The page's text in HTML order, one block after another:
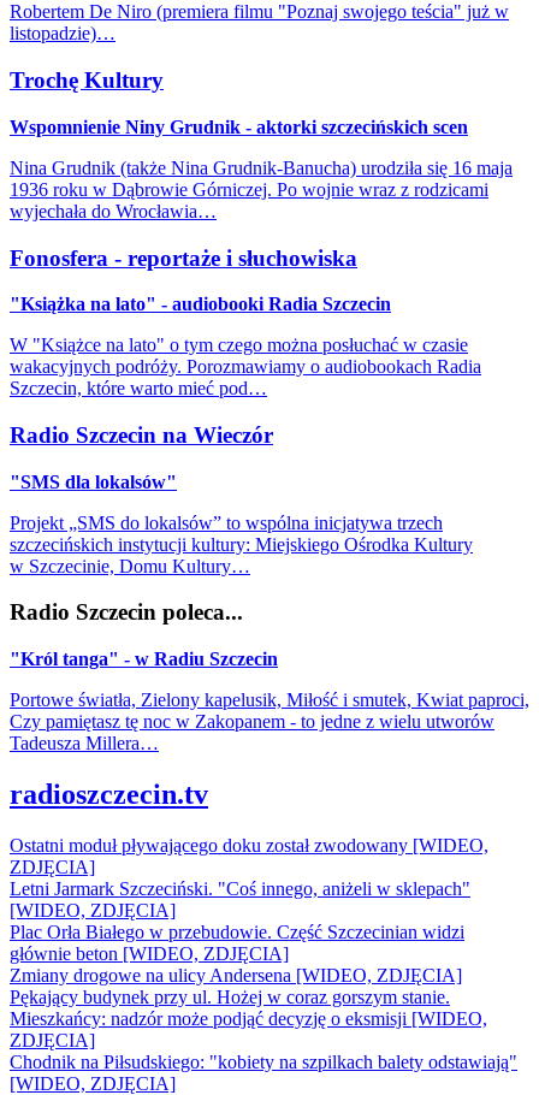
Robertem De Niro (premiera filmu "Poznaj swojego teścia" już w
listopadzie)…
Trochę Kultury
Wspomnienie Niny Grudnik - aktorki szczecińskich scen
Nina Grudnik (także Nina Grudnik-Banucha) urodziła się 16 maja
1936 roku w Dąbrowie Górniczej. Po wojnie wraz z rodzicami
wyjechała do Wrocławia…
Fonosfera - reportaże i słuchowiska
"Książka na lato" - audiobooki Radia Szczecin
W "Książce na lato" o tym czego można posłuchać w czasie
wakacyjnych podróży. Porozmawiamy o audiobookach Radia
Szczecin, które warto mieć pod…
Radio Szczecin na Wieczór
"SMS dla lokalsów"
Projekt „SMS do lokalsów” to wspólna inicjatywa trzech
szczecińskich instytucji kultury: Miejskiego Ośrodka Kultury
w Szczecinie, Domu Kultury…
Radio Szczecin poleca...
"Król tanga" - w Radiu Szczecin
Portowe światła, Zielony kapelusik, Miłość i smutek, Kwiat paproci,
Czy pamiętasz tę noc w Zakopanem - to jedne z wielu utworów
Tadeusza Millera…
radioszczecin.tv
Ostatni moduł pływającego doku został zwodowany [WIDEO,
ZDJĘCIA]
Letni Jarmark Szczeciński. "Coś innego, aniżeli w sklepach"
[WIDEO, ZDJĘCIA]
Plac Orła Białego w przebudowie. Część Szczecinian widzi
głównie beton [WIDEO, ZDJĘCIA]
Zmiany drogowe na ulicy Andersena [WIDEO, ZDJĘCIA]
Pękający budynek przy ul. Hożej w coraz gorszym stanie.
Mieszkańcy: nadzór może podjąć decyzję o eksmisji [WIDEO,
ZDJĘCIA]
Chodnik na Piłsudskiego: "kobiety na szpilkach balety odstawiają"
[WIDEO, ZDJĘCIA]